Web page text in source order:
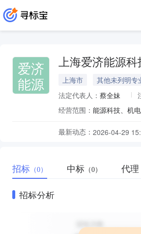
爱济
能源
上海爱济能源科
上海市 其他未列明专
法定代表人： 蔡全妹
经营范围：
最新动态： 2026-04-29
招标 （0） 中标 （0） 代理
招标分析